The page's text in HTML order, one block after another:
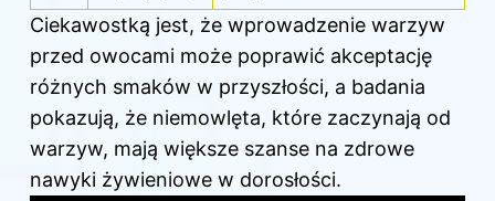
Ciekawostką jest, że wprowadzenie warzyw
przed owocami może poprawić akceptację
różnych smaków w przyszłości, a badania
pokazują, że niemowlęta, które zaczynają od
warzyw, mają większe szanse na zdrowe
nawyki żywieniowe w dorosłości.